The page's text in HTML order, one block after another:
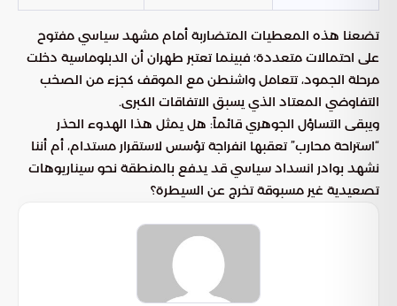
تضعنا هذه المعطيات المتضاربة أمام مشهد سياسي مفتوح
على احتمالات متعددة؛ فبينما تعتبر طهران أن الدبلوماسية دخلت
مرحلة الجمود، تتعامل واشنطن مع الموقف كجزء من الصخب
التفاوضي المعتاد الذي يسبق الاتفاقات الكبرى.
ويبقى التساؤل الجوهري قائماً: هل يمثل هذا الهدوء الحذر
“استراحة محارب” تعقبها انفراجة تؤسس لاستقرار مستدام، أم أننا
نشهد بوادر انسداد سياسي قد يدفع بالمنطقة نحو سيناريوهات
تصعيدية غير مسبوقة تخرج عن السيطرة؟